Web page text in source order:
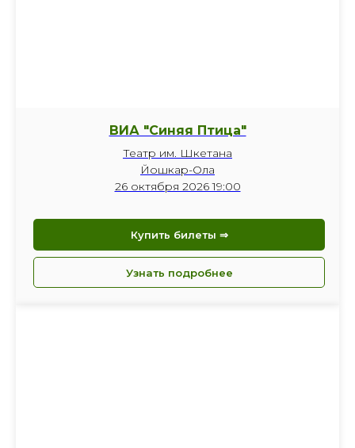
ВИА "Синяя Птица"
Театр им. Шкетана
Йошкар-Ола
26 октября 2026 19:00
Купить билеты ⇒
Узнать подробнее